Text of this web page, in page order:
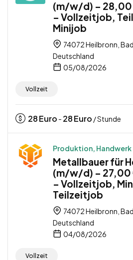
(m/w/d) – 28,00
– Vollzeitjob,
Minijob
74072 Heilbronn,
Deutschland
05/08/2026
Vollzeit
28Euro - 28Euro / Stunde
Produktion, Handwerk
Metallbauer für
(m/w/d) – 27,00
– Vollzeitjob,
Teilzeitjob
74072 Heilbronn,
Deutschland
04/08/2026
Vollzeit